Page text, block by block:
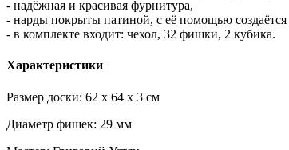
- надёжная и красивая фурнитура,
- нарды покрыты патиной, с её помощью
- в комплекте входит: чехол, 32 фишки, 2 кубика.
Характеристики
Размер доски: 62 x 64 x 3 см
Диаметр фишек: 29 мм